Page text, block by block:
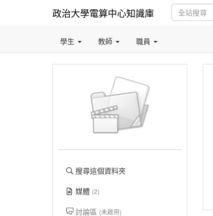
政治大學電算中心知識庫
學生 教師 職員
搜尋這個資料夾
媒體 (2)
討論區 (未啟用)